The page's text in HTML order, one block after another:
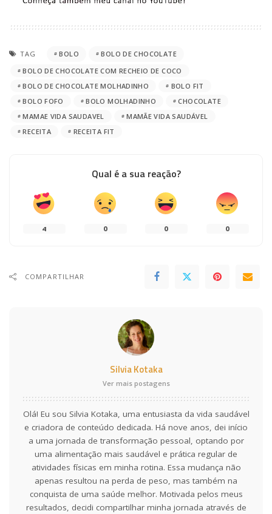
TAG BOLO
BOLO DE CHOCOLATE
BOLO DE CHOCOLATE COM RECHEIO DE COCO
BOLO DE CHOCOLATE MOLHADINHO
BOLO FIT
BOLO FOFO
BOLO MOLHADINHO
CHOCOLATE
MAMAE VIDA SAUDAVEL
MAMÃE VIDA SAUDÁVEL
RECEITA
RECEITA FIT
Qual é a sua reação?
4 0 0 0
COMPARTILHAR
Silvia Kotaka
Ver mais postagens
Olá! Eu sou Silvia Kotaka, uma entusiasta da vida saudável
e criadora de conteúdo dedicada. Há nove anos, dei início
a uma jornada de transformação pessoal, optando por
uma alimentação mais saudável e prática regular de
atividades físicas em minha rotina. Essa mudança não
apenas resultou na perda de peso, mas também na
conquista de uma saúde melhor. Motivada pelos meus
resultados, decidi compartilhar minha jornada através de